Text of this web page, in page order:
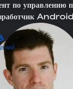
по управлению